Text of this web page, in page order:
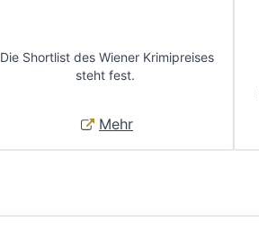
Die Shortlist des Wiener Krimipreises
steht fest.
Mehr